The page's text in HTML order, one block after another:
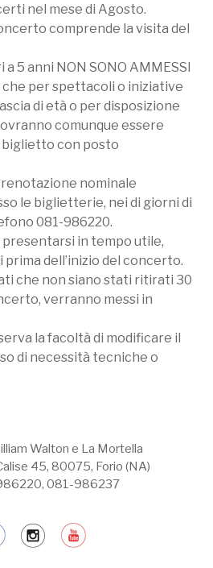
nel mese di Agosto.
comprende la visita del
5 anni NON SONO AMMESSI
per spettacoli o iniziative
di età o per disposizione
comunque essere
con posto
nominale
le biglietterie, nei di giorni di
081-986220.
presentarsi in tempo utile,
dell’inizio del concerto.
che non siano stati ritirati 30
verranno messi in
la facoltà di modificare il
di necessità tecniche o
Walton e La Mortella
45, 80075, Forio (NA)
081-986237